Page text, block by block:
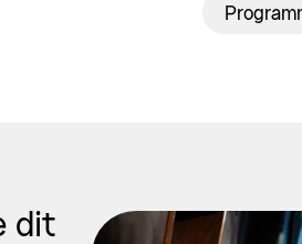
dit